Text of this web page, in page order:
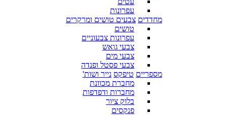
עפרונות
מחדדים צבעים טושים ומרקרים
טושים
עפרונות צבעוניים
צבעי גואש
צבעי מים
צבעי פסטל ופנדה
מספריים טיפקס נייר ושות'
מחברת מכוונת
מחברות ודפדפות
בלוק ציור
פנקסים